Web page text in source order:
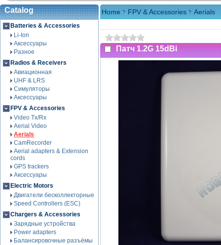
Catalog
Batteries & Accessories
Li-Ion
Аксессуары
Разное
Radios & Receivers
Авиационная
UHF & LRS
Симуляторы
Аксессуары
FPV & Accessories
Video Tx/Rx
Aerial Video
Aerials
CamRecorder
Aerial adapters & Extension
cords
GPS trackers
Аксессуары
Electric Motors
Двигатели бесколлекторные
Speed Controllers (ESC)
Chargers & Accessories
Зарядные устройства
Power adapters
Балансировочные разъёмы
Home FPV & Accessories Aerials
Патч 1.2G 15dBi